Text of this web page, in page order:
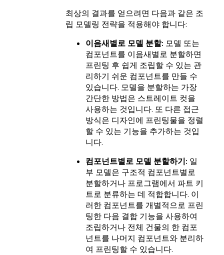
최상의 결과를 얻으려면 다음과 같은 조
립 모델링 전략을 적용해야 합니다:
이음새별로 모델 분할: 모델 또는
컴포넌트를 이음새별로 분할하면
프린팅 후 쉽게 조립할 수 있는 관
리하기 쉬운 컴포넌트를 만들 수
있습니다. 모델을 분할하는 가장
간단한 방법은 스트레이트 컷을
사용하는 것입니다. 또 다른 접근
방식은 디자인에 프린팅물을 정렬
할 수 있는 기능을 추가하는 것입
니다.
컴포넌트별로 모델 분할하기: 일
부 모델은 구조적 컴포넌트별로
분할하거나 프로그램에서 파트 키
트로 분류하는 데 적합합니다. 이
러한 컴포넌트를 개별적으로 프린
팅한 다음 결합 기능을 사용하여
조립하거나 전체 건물의 한 컴포
넌트를 나머지 컴포넌트와 분리하
여 프린팅할 수 있습니다.